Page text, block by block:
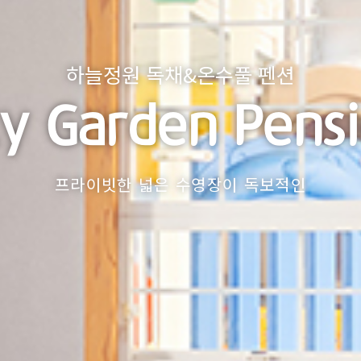
하늘정원 독채&온수풀 펜션
Garden
프라이빗한 넓은 수영장이 독보적인